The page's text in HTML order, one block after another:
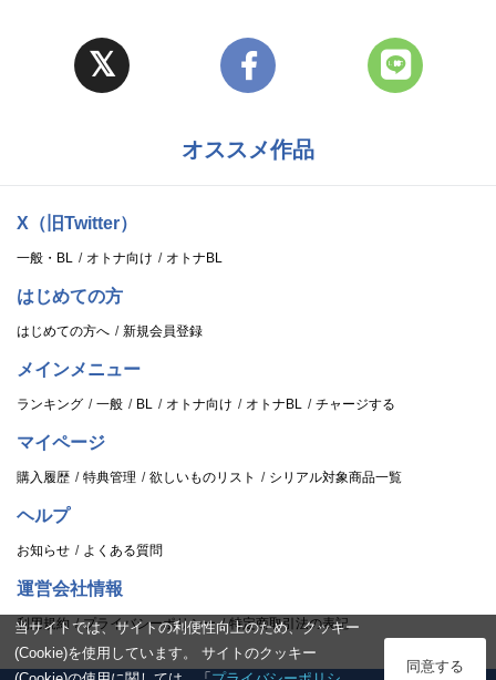
オススメ作品
X（旧Twitter）
一般・BL オトナ向け オトナBL
はじめての方
はじめての方へ 新規会員登録
メインメニュー
ランキング 一般 BL オトナ向け オトナBL チャージする
マイページ
購入履歴 特典管理 欲しいものリスト シリアル対象商品一覧
ヘルプ
お知らせ よくある質問
運営会社情報
利用規約 プライバシーポリシー 特定商取引法の表記
当サイトでは、サイトの利便性向上のため、クッキー
(Cookie)を使用しています。 サイトのクッキー
同意する